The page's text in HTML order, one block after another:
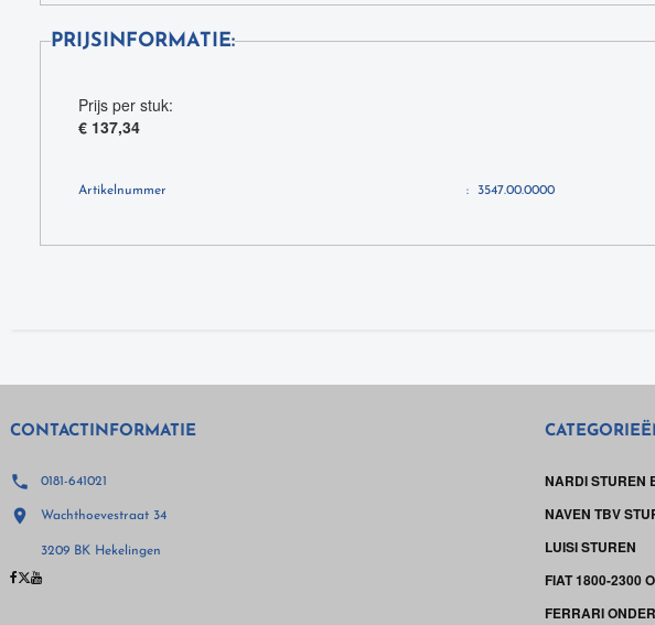
PRIJSINFORMATIE:
Prijs per stuk:
€ 137,34
Artikelnummer : 3547.00.0000
CONTACTINFORMATIE
 0181-641021
 Wachthoevestraat 34
3209 BK Hekelingen
NARDI STUREN
NAVEN TBV
LUISI STUREN
FIAT 1800-2300
FERRARI